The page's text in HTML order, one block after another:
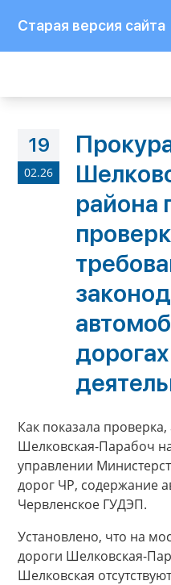
Старая версия сайта
19
02.26
района
Как показала
Шелковская-Парабоч
управлении
дорог ЧР, содержание
Червленское ГУДЭП.
Установлено, что на
дороги Шелковская-
Шелковская